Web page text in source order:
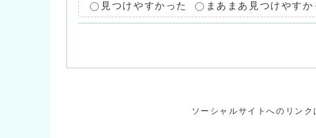
見つけやすかった まあまあ見つけやすか
ソーシャルサイトへのリン